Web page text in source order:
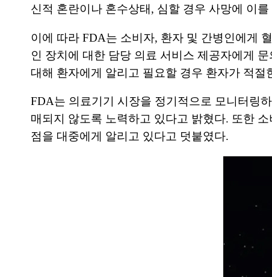
신적 혼란이나 혼수상태, 심할 경우 사망에 이를
이에 따라 FDA는 소비자, 환자 및 간병인에게
인 장치에 대한 담당 의료 서비스 제공자에게
대해 환자에게 알리고 필요할 경우 환자가 적
FDA는 의료기기 시장을 정기적으로 모니터링
매되지 않도록 노력하고 있다고 밝혔다. 또한
점을 대중에게 알리고 있다고 덧붙였다.